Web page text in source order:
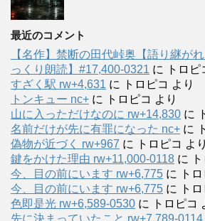
最近のコメント
【名作】禁断の田代峠奥【語り継が
っくり朗読】#17,400-0321 に トロピ
すざく駅 rw+4,631 に トロピコ より
トンキュー nc+ に トロピコ より
山に入っただけなのに rw+14,830 に
名前だけが先に有罪になった nc+ に
偽物が近づく rw+967 に トロピコ より
鍵をかけた理由 rw+11,000-0118 に
今、目の前にいます rw+6,775 に ト
今、目の前にいます rw+6,775 に ト
色即是光 rw+6,589-0530 に トロピコ
先に決まっていたこと rw+7,789-0114